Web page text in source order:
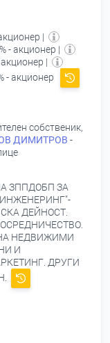
|
- акционер |
|
- акционер
собственик,
ДИМИТРОВ -
ЗППДОБП ЗА
ДЕЙНОСТ.
НЕДВИЖИМИ
И
ДРУГИ